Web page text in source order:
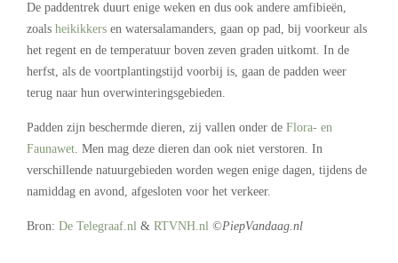
De paddentrek duurt enige weken en dus ook andere amfibieën,
zoals heikikkers en watersalamanders, gaan op pad, bij voorkeur als
het regent en de temperatuur boven zeven graden uitkomt. In de
herfst, als de voortplantingstijd voorbij is, gaan de padden weer
terug naar hun overwinteringsgebieden.
Padden zijn beschermde dieren, zij vallen onder de Flora- en
Faunawet. Men mag deze dieren dan ook niet verstoren. In
verschillende natuurgebieden worden wegen enige dagen, tijdens de
namiddag en avond, afgesloten voor het verkeer.
Bron: De Telegraaf.nl & RTVNH.nl ©PiepVandaag.nl